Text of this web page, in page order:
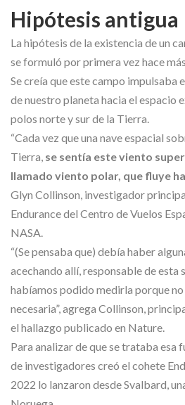
Hipótesis antigua
La hipótesis de la existencia de un
se formuló por primera vez hace
Se creía que este campo impulsaba
de nuestro planeta hacia el espacio
polos norte y sur de la Tierra.
“Cada vez que una nave espacial
Tierra, se sentía este viento
llamado viento polar, que fluye
Glyn Collinson, investigador
Endurance del Centro de Vuelos
NASA.
“(Se pensaba que) debía haber
acechando allí, responsable de esta
habíamos podido medirla porque
necesaria”, agrega Collinson,
el hallazgo publicado en Nature.
Para analizar de que se trataba esa
de investigadores creó el cohete
2022 lo lanzaron desde Svalbard,